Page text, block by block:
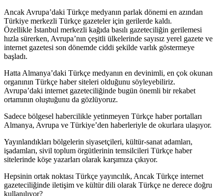
Ancak Avrupa’daki Türkçe medyanın parlak dönemi en azından
Türkiye merkezli Türkçe gazeteler için gerilerde kaldı.
Özellikle İstanbul merkezli kağıda basılı gazeteciliğin gerilemesi
hızla sürerken, Avrupa’nın çeşitli ülkelerinde sayısız yerel gazete ve
internet gazetesi son dönemde ciddi şekilde varlık göstermeye
başladı.
Hatta Almanya’daki Türkçe medyanın en devinimli, en çok okunan
organının Türkçe haber siteleri olduğunu söyleyebiliriz.
Avrupa’daki internet gazeteciliğinde bugün önemli bir rekabet
ortamının oluştuğunu da gözlüyoruz.
Sadece bölgesel habercilikle yetinmeyen Türkçe haber portalları
Almanya, Avrupa ve Türkiye’den haberleriyle de okurlara ulaşıyor.
Yayınlandıkları bölgelerin siyasetçileri, kültür-sanat adamları,
işadamları, sivil toplum örgütlerinin temsilcileri Türkçe haber
sitelerinde köşe yazarları olarak karşımıza çıkıyor.
Hepsinin ortak noktası Türkçe yayıncılık, Ancak Türkçe internet
gazeteciliğinde iletişim ve kültür dili olarak Türkçe ne derece doğru
kullanılıyor?